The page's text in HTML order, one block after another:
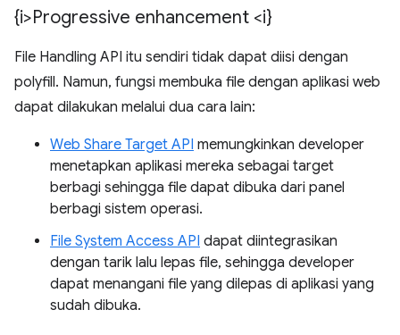
{i>Progressive enhancement <i}
File Handling API itu sendiri tidak dapat diisi dengan
polyfill. Namun, fungsi membuka file dengan aplikasi web
dapat dilakukan melalui dua cara lain:
Web Share Target API memungkinkan developer
menetapkan aplikasi mereka sebagai target
berbagi sehingga file dapat dibuka dari panel
berbagi sistem operasi.
File System Access API dapat diintegrasikan
dengan tarik lalu lepas file, sehingga developer
dapat menangani file yang dilepas di aplikasi yang
sudah dibuka.